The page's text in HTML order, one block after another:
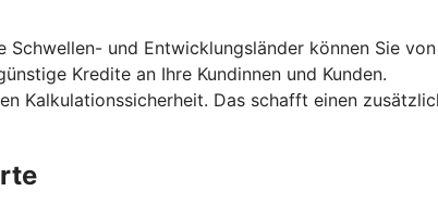
und Entwicklungsländer können Sie
Kredite an Ihre Kundinnen und Kunden.
Kalkulationssicherheit. Das schafft einen